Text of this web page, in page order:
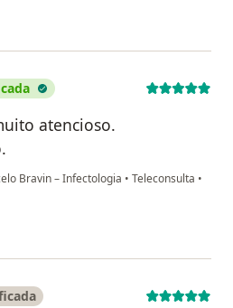
atencioso.
Bravin – Infectologia • Teleconsulta •